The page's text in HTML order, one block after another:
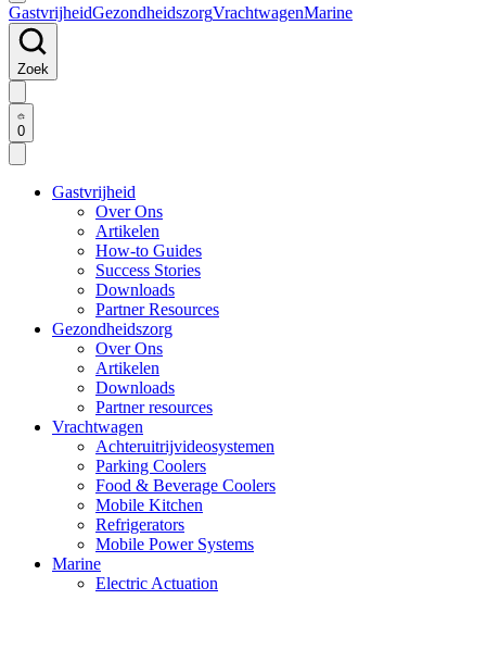
GastvrijheidGezondheidszorgVrachtwagenMarine
Zoek
0
Gastvrijheid
Over Ons
Artikelen
How-to Guides
Success Stories
Downloads
Partner Resources
Gezondheidszorg
Over Ons
Artikelen
Downloads
Partner resources
Vrachtwagen
Achteruitrijvideosystemen
Parking Coolers
Food & Beverage Coolers
Mobile Kitchen
Refrigerators
Mobile Power Systems
Marine
Electric Actuation